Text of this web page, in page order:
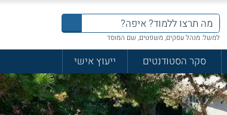
למשל: מנהל עסקים, משפטים, שם המוסד
סקר הסטודנטים
ייעוץ אישי